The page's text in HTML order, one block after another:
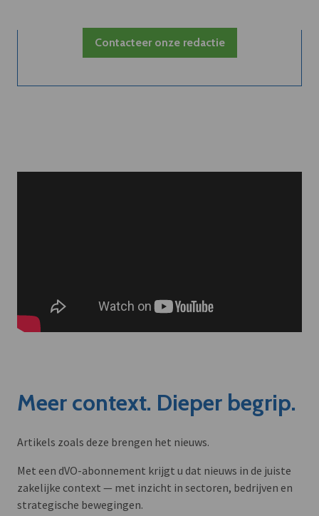
Contacteer onze redactie
Meer context. Dieper begrip.
Artikels zoals deze brengen het nieuws.
Met een dVO-abonnement krijgt u dat nieuws in de juiste
zakelijke context — met inzicht in sectoren, bedrijven en
strategische bewegingen.